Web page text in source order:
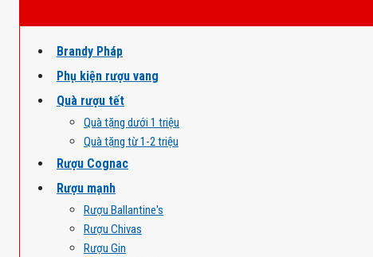
Brandy Pháp
Phụ kiện rượu vang
Quà rượu tết
Quà tặng dưới 1 triệu
Quà tặng từ 1-2 triệu
Rượu Cognac
Rượu mạnh
Rượu Ballantine's
Rượu Chivas
Rượu Gin